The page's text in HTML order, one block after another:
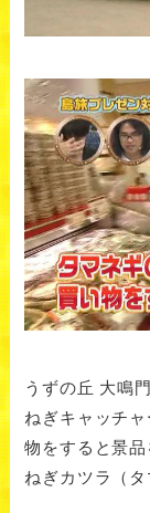
うずの丘 大鳴
ねぎキャッチ
物をすると景
ねぎカツラ（タ